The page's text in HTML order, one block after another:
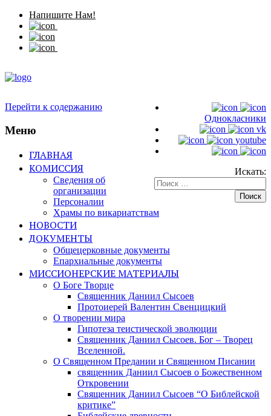
Напишите Нам!
Однокласники
vk
youtube
Искать:
Перейти к содержанию
Меню
ГЛАВНАЯ
КОМИССИЯ
Сведения об
организации
Персоналии
Храмы по викариатствам
НОВОСТИ
ДОКУМЕНТЫ
Общецерковные документы
Епархиальные документы
МИССИОНЕРСКИЕ МАТЕРИАЛЫ
О Боге Творце
Священник Даниил Сысоев
Протоиерей Валентин Свенцицкий
О творении мира
Гипотеза теистической эволюции
Священник Даниил Сысоев. Бог – Творец
Вселенной.
О Священном Предании и Священном Писании
священник Даниил Сысоев о Божественном
Откровении
Священник Даниил Сысоев “О Библейской
критике”